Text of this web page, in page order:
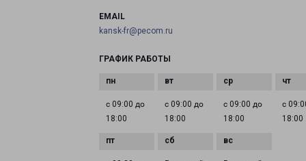
EMAIL
kansk-fr@pecom.ru
ГРАФИК РАБОТЫ
с 09:00 до
18:00
с 09:00 до
18:00
с 09:00 до
18:00
с
18:00